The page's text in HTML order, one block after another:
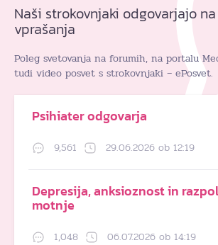
Naši strokovnjaki odgovarjajo
vprašanja
Poleg svetovanja na forumih, na portalu
tudi video posvet s strokovnjaki – ePosvet.
Psihiater odgovarja
9,561 29.06.2026 ob 12:19
Depresija, anksioznost in
motnje
1,048 06.07.2026 ob 14:19